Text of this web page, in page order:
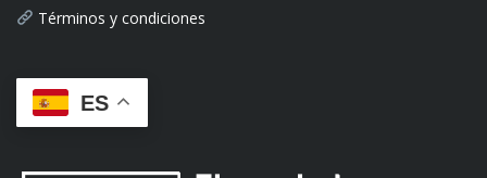
Términos y condiciones
ES